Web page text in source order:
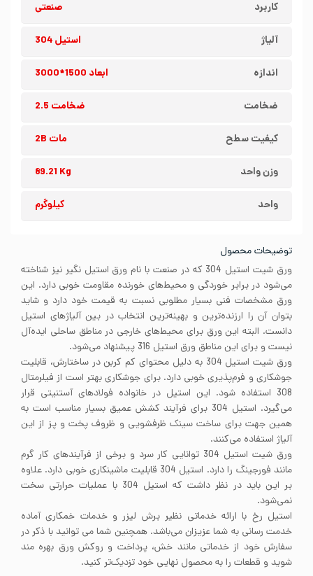
کاربرد صنعتی
آلیاژ استیل 304
اندازه ابعاد 1500*3000
ضخامت ضخامت 2.5
کیفیت سطح مات 2B
وزن واحد 89.21 Kg
واحد کیلوگرم
توضیحات محصول
ورق شیت استیل 304 که در صنعت با نام ورق استیل نگیر نیز شناخته
می‌شود در برابر خوردگی و محیط‌های خورنده مقاومت خوبی دارد. این
ورق مشخصات فنی بسیار مطلوبی نسبت به قیمت خود دارد و شاید
بتوان آن را ارزنده‌ترین و بهینه‌ترین انتخاب در بین آلیاژهای استیل
دانست. البته این ورق برای محیط‌های خارجی در مناطق ساحلی ایده‌آل
نیست و برای این مناطق ورق استیل 316 پیشنهاد می‌شود.
ورق شیت استیل 304 به دلیل محتوای کم کربن در ساختارش، قابلیت
جوشکاری و فرم‌پذیری خوبی دارد. برای جوشکاری بهتر است از فیلرمتال
308 استفاده شود. این استیل در خانواده فولادهای آستنیتی قرار
می‌گیرد. استیل 304 برای فرآیند کشش عمیق بسیار مناسب است به
همین جهت برای ساخت سینک ظرفشویی و ظروف پخت و پز از این
آلیاژ استفاده می‌کنند.
ورق شیت استیل 304 توانایی کار سرد و برخی از فرآیندهای کار گرم
مانند فورجینگ را دارد. استیل 304 قابلیت ماشینکاری خوبی دارد. علاوه
بر این باید در نظر داشت که استیل 304 با عملیات حرارتی سخت
نمی‌شود.
استیل رخ با ارائه خدماتی نظیر برش لیزر و خدمات خمکاری آماده
خدمت رسانی به شما عزیزان می‌باشد. همچنین شما می توانید با ذکر در
سفارش خود از خدماتی مانند خش، پرداخت و روکش ورق بهره مند
شوید و قطعات را به محصول نهایی خود تزدیک‌تر کنید.